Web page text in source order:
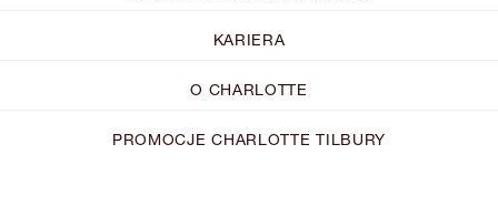
KARIERA
O CHARLOTTE
PROMOCJE CHARLOTTE TILBURY